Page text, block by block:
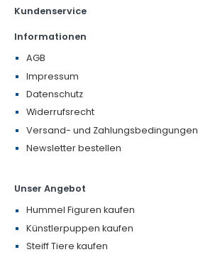
Kundenservice
Informationen
AGB
Impressum
Datenschutz
Widerrufsrecht
Versand- und Zahlungsbedingungen
Newsletter bestellen
Unser Angebot
Hummel Figuren kaufen
Künstlerpuppen kaufen
Steiff Tiere kaufen